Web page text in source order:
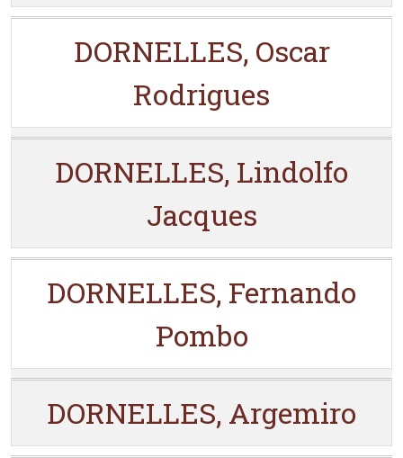
DORNELLES, Oscar
Rodrigues
DORNELLES, Lindolfo
Jacques
DORNELLES, Fernando
Pombo
DORNELLES, Argemiro